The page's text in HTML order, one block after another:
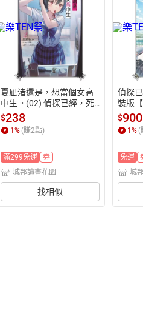
夏凪渚還是，想當個女高
中生。(02) 偵探已經，死
了。Ordinary Case【城邦
讀書花園】
$238
1% (賺2點)
滿299免運
券
城邦讀書花園
找相似
偵探
裝版
$900
1% (
免運
城